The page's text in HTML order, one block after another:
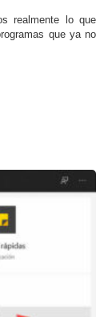
realmente lo que
que ya no